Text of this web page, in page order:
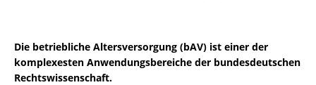
Die betriebliche Altersversorgung (bAV) ist einer der
komplexesten Anwendungsbereiche der bundesdeutschen
Rechtswissenschaft.